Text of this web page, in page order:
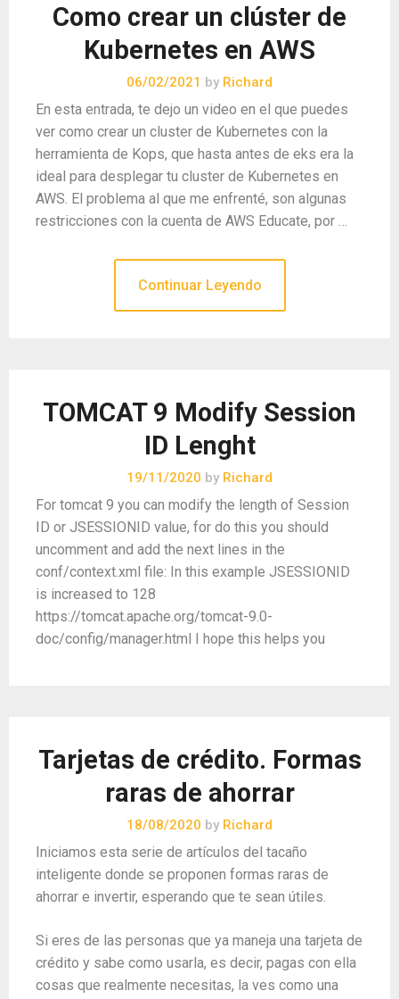
Como crear un clúster de
Kubernetes en AWS
06/02/2021 by Richard
En esta entrada, te dejo un video en el que puedes
ver como crear un cluster de Kubernetes con la
herramienta de Kops, que hasta antes de eks era la
ideal para desplegar tu cluster de Kubernetes en
AWS. El problema al que me enfrenté, son algunas
restricciones con la cuenta de AWS Educate, por …
Continuar Leyendo
TOMCAT 9 Modify Session
ID Lenght
19/11/2020 by Richard
For tomcat 9 you can modify the length of Session
ID or JSESSIONID value, for do this you should
uncomment and add the next lines in the
conf/context.xml file: In this example JSESSIONID
is increased to 128
https://tomcat.apache.org/tomcat-9.0-
doc/config/manager.html I hope this helps you
Tarjetas de crédito. Formas
raras de ahorrar
18/08/2020 by Richard
Iniciamos esta serie de artículos del tacaño
inteligente donde se proponen formas raras de
ahorrar e invertir, esperando que te sean útiles.
Si eres de las personas que ya maneja una tarjeta de
crédito y sabe como usarla, es decir, pagas con ella
cosas que realmente necesitas, la ves como una